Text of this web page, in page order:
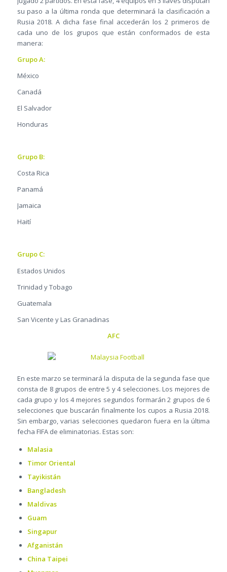
su paso a la última ronda que determinará la clasificación a
Rusia 2018. A dicha fase final accederán los 2 primeros de
cada uno de los grupos que están conformados de esta
manera:
Grupo A:
México
Canadá
El Salvador
Honduras
Grupo B:
Costa Rica
Panamá
Jamaica
Haití
Grupo C:
Estados Unidos
Trinidad y Tobago
Guatemala
San Vicente y Las Granadinas
AFC
En este marzo se terminará la disputa de la segunda fase que
consta de 8 grupos de entre 5 y 4 selecciones. Los mejores de
cada grupo y los 4 mejores segundos formarán 2 grupos de 6
selecciones que buscarán finalmente los cupos a Rusia 2018.
Sin embargo, varias selecciones quedaron fuera en la última
fecha FIFA de eliminatorias. Estas son:
Malasia
Timor Oriental
Tayikistán
Bangladesh
Maldivas
Guam
Singapur
Afganistán
China Taipei